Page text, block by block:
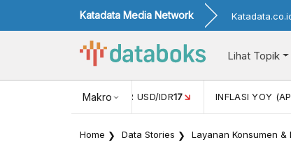
Katadata Media Network
Lihat Topik
Makro
NILAI TUKAR USD/IDR17 INFLASI YOY
Home Data Stories Layanan Konsumen &